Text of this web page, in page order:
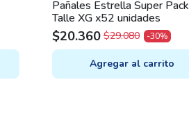
Pañales Estrella Super Pack
Talle XG x52 unidades
$29.080
ORIGINAL
PRICE
WAS:
$20.360
CURRENT
PRICE
IS:
-30%
Agregar al carrito